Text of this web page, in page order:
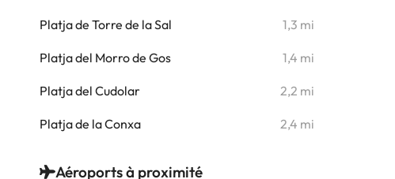
Platja de Torre de la Sal 1,3 mi
Platja del Morro de Gos 1,4 mi
Platja del Cudolar 2,2 mi
Platja de la Conxa 2,4 mi
Aéroports à proximité